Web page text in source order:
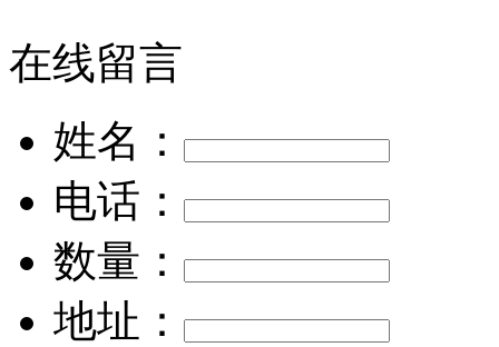
在线留言
姓名：
电话：
数量：
地址：